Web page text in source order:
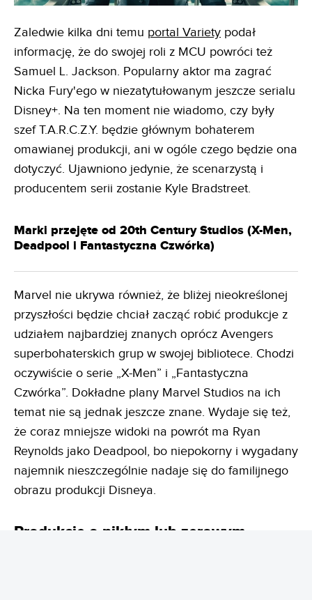
Zaledwie kilka dni temu portal Variety podał
informację, że do swojej roli z MCU powróci też
Samuel L. Jackson. Popularny aktor ma zagrać
Nicka Fury'ego w niezatytułowanym jeszcze serialu
Disney+. Na ten moment nie wiadomo, czy były
szef T.A.R.C.Z.Y. będzie głównym bohaterem
omawianej produkcji, ani w ogóle czego będzie ona
dotyczyć. Ujawniono jedynie, że scenarzystą i
producentem serii zostanie Kyle Bradstreet.
Marki przejęte od 20th Century Studios (X-Men,
Deadpool i Fantastyczna Czwórka)
Marvel nie ukrywa również, że bliżej nieokreślonej
przyszłości będzie chciał zacząć robić produkcje z
udziałem najbardziej znanych oprócz Avengers
superbohaterskich grup w swojej bibliotece. Chodzi
oczywiście o serie „X-Men” i „Fantastyczna
Czwórka”. Dokładne plany Marvel Studios na ich
temat nie są jednak jeszcze znane. Wydaje się też,
że coraz mniejsze widoki na powrót ma Ryan
Reynolds jako Deadpool, bo niepokorny i wygadany
najemnik nieszczególnie nadaje się do familijnego
obrazu produkcji Disneya.
Produkcje o nikłym lub zerowym